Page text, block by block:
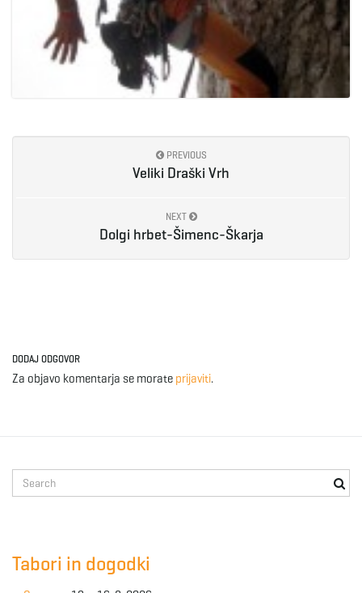
PREVIOUS
Veliki Draški Vrh
NEXT
Dolgi hrbet-Šimenc-Škarja
DODAJ ODGOVOR
Za objavo komentarja se morate prijaviti.
e
Tabori in dogodki